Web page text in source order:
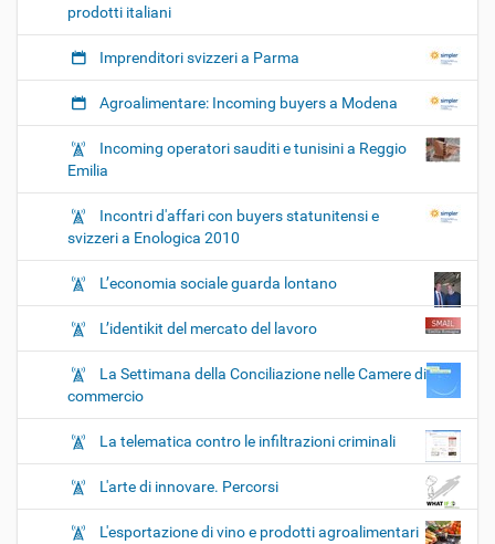
prodotti italiani
Imprenditori svizzeri a Parma
Agroalimentare: Incoming buyers a Modena
Incoming operatori sauditi e tunisini a Reggio
Emilia
Incontri d'affari con buyers statunitensi e
svizzeri a Enologica 2010
L’economia sociale guarda lontano
L’identikit del mercato del lavoro
La Settimana della Conciliazione nelle Camere di
commercio
La telematica contro le infiltrazioni criminali
L'arte di innovare. Percorsi
L'esportazione di vino e prodotti agroalimentari